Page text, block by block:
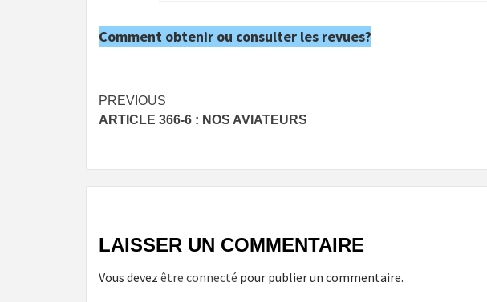
Comment obtenir ou consulter les revues?
Post
navigation
PREVIOUS
ARTICLE 366-6 : NOS AVIATEURS
LAISSER UN COMMENTAIRE
Vous devez être connecté pour publier un commentaire.